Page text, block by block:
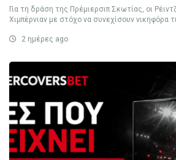
Για τη δράση της Πρέμιερσιπ Σκωτίας, οι
Χιμπέρνιαν με στόχο να συνεχίσουν νικηφόρα
2 ημέρες ago